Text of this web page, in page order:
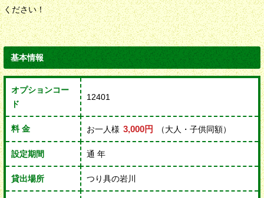
ください！
基本情報
オプションコー
ド
12401
料 金 お一人様 3,000円 （大人・子供同額）
設定期間 通 年
貸出場所 つり具の岩川